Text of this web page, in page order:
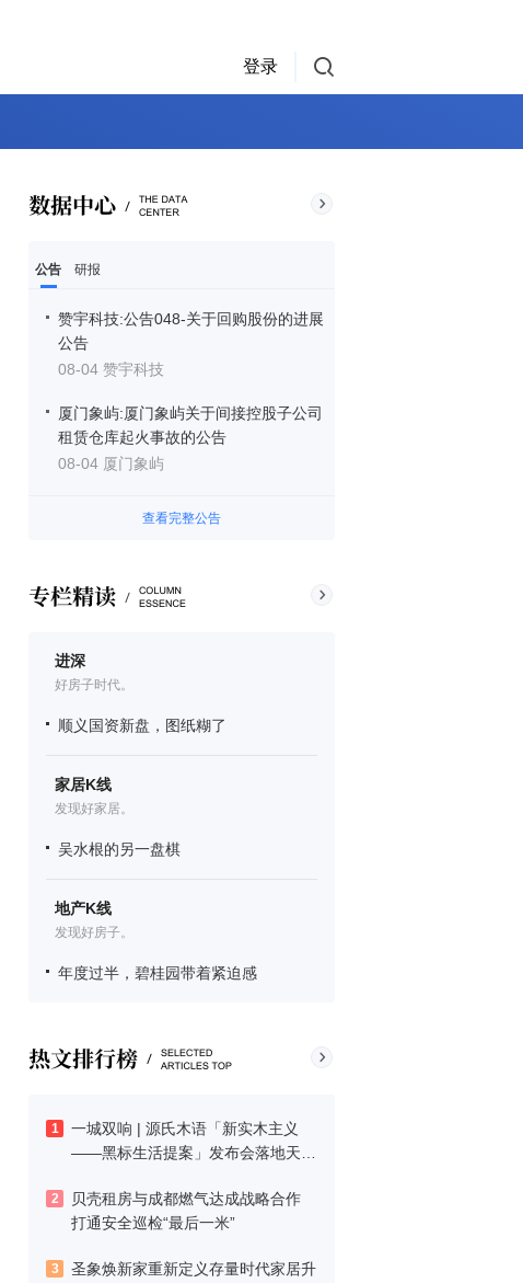
登录
公告 研报
赞宇科技:公告048-关于回购股份的进展
公告
08-04 赞宇科技
厦门象屿:厦门象屿关于间接控股子公司
租赁仓库起火事故的公告
08-04 厦门象屿
查看完整公告
进深
好房子时代。
顺义国资新盘，图纸糊了
家居K线
发现好家居。
吴水根的另一盘棋
地产K线
发现好房子。
年度过半，碧桂园带着紧迫感
1
一城双响 | 源氏木语「新实木主义
——黑标生活提案」发布会落地天
2
贝壳租房与成都燃气达成战略合作
打通安全巡检“最后一米”
3
圣象焕新家重新定义存量时代家居升